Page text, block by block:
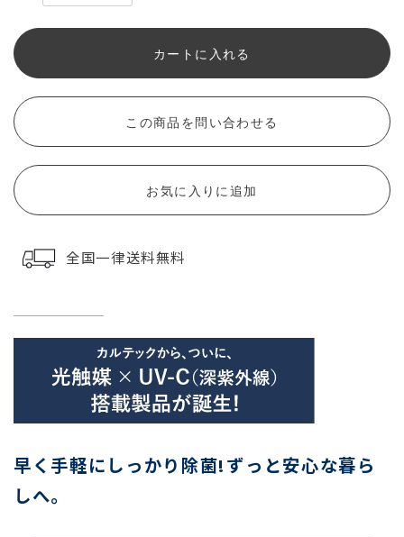
カートに入れる
この商品を問い合わせる
お気に入りに追加
全国一律送料無料
早く手軽にしっかり除菌!ずっと安心な暮ら
しへ。